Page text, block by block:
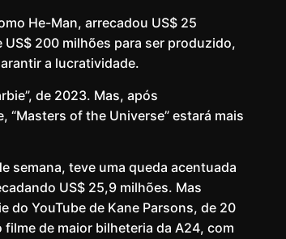
He-Man, arrecadou US$ 25
200 milhões para ser produzido,
a lucratividade.
de 2023. Mas, após
of the Universe” estará mais
semana, teve uma queda acentuada
US$ 25,9 milhões. Mas
do YouTube de Kane Parsons, de 20
de maior bilheteria da A24, com